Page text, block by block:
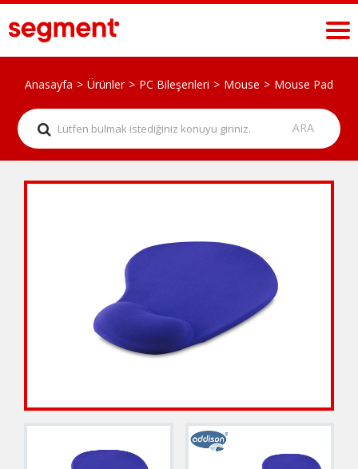
Anasayfa Ürünler PC Bileşenleri Mouse Mouse Pad